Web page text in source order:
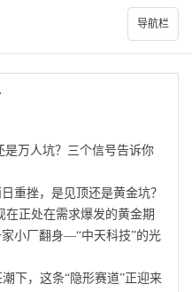
导航栏
是万人坑？三个信号告诉你
重挫，是见顶还是黄金坑？
正处在需求爆发的黄金期
小厂翻身—“中天科技”的光
下，这条“隐形赛道”正迎来